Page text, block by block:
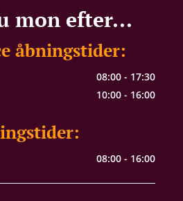
mon efter...
åbningstider:
08:00 - 17:30
10:00 - 16:00
08:00 - 16:00